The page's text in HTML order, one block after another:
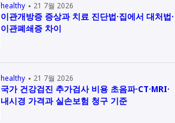
healthy 21 7월 2026
이관개방증 증상과 치료 진단법·집에서 대처법·
이관폐쇄증 차이
healthy 21 7월 2026
국가 건강검진 추가검사 비용 초음파·CT·MRI·
내시경 가격과 실손보험 청구 기준